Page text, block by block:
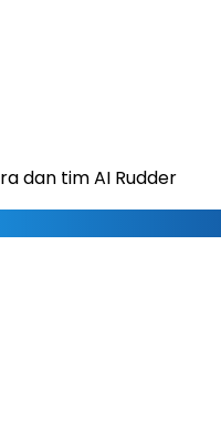
dan tim AI Rudder